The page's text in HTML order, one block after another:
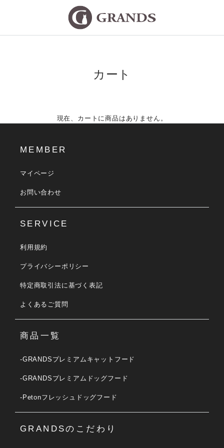
カート
現在、カートに商品はありません。
MEMBER
マイページ
お問い合わせ
SERVICE
利用規約
プライバシーポリシー
特定商取引法に基づく表記
よくあるご質問
商品一覧
-GRANDSプレミアムキャットフード
-GRANDSプレミアムドッグフード
-Petonフレッシュドッグフード
GRANDSのこだわり